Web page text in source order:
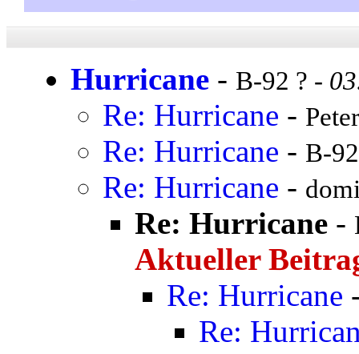
Hurricane - B-92 ? -
Re: Hurricane -
Re: Hurricane - B-
Re: Hurricane -
Re: Hurricane -
Aktueller
Re: Hurricane
Re: